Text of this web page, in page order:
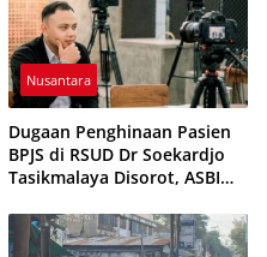
Nusantara
Dugaan Penghinaan Pasien
BPJS di RSUD Dr Soekardjo
Tasikmalaya Disorot, ASBI
Etika Pelayanan